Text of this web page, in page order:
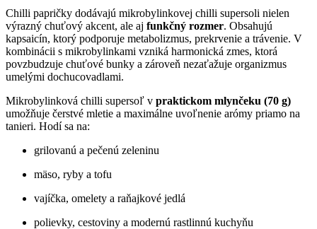
Chilli papričky dodávajú mikrobylinkovej chilli supersoli nielen
výrazný chuťový akcent, ale aj funkčný rozmer. Obsahujú
kapsaicín, ktorý podporuje metabolizmus, prekrvenie a trávenie. V
kombinácii s mikrobylinkami vzniká harmonická zmes, ktorá
povzbudzuje chuťové bunky a zároveň nezaťažuje organizmus
umelými dochucovadlami.
Mikrobylinková chilli supersoľ v praktickom mlynčeku (70 g)
umožňuje čerstvé mletie a maximálne uvoľnenie arómy priamo na
tanieri. Hodí sa na:
grilovanú a pečenú zeleninu
mäso, ryby a tofu
vajíčka, omelety a raňajkové jedlá
polievky, cestoviny a modernú rastlinnú kuchyňu